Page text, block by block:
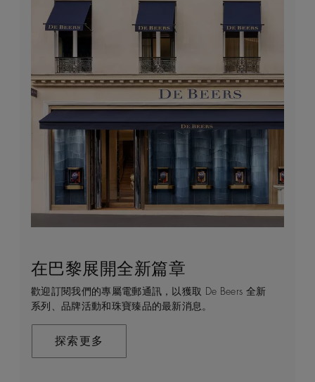
在巴黎展開全新篇章
歡迎訂閱我們的專屬電郵通訊，以獲取 De Beers 全新
系列、品牌活動和珠寶臻品的最新消息。
探索更多
守護永恒
De Beers 在全球珠寶領域獨樹一幟，因為我們是唯一
與鑽石原產地有直接連結的奢華珠寶品牌。
探索更多
顧客服務
無論您是透過線上購物或造訪實體精品店，我們始終致
力於為您提供個人化的購物體驗。預約於店內或線上進
瞭解更多
De Beers 的世界
De Beers 成立於倫敦，靈感來自非洲的自然，是奢華
鑽石珠寶的巔峰。我們的創意和工藝將鑽石轉化為永恆
探索更多